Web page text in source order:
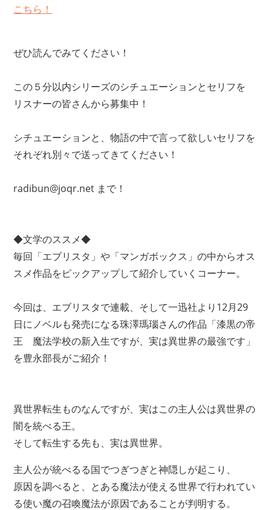
こちら！
ぜひ読んでみてください！
この５分以内シリーズのシチュエーションとセリフを
リスナーの皆さんから募集中！
シチュエーションと、物語の中で言って欲しいセリフを
それぞれ別々で送ってきてください！
radibun@joqr.net まで！
◆文学のススメ◆
毎回「エブリスタ」や「マンガボックス」の中からオス
スメ作品をピックアップして紹介していくコーナー。
今回は、エブリスタで連載、そして一迅社より12月29
日にノベルも発売になる珠澤瑪瑙さんの作品「漆黒の帝
王 魔法学校の新入生ですが、実は異世界の最強です」
を豊永部長がご紹介！
異世界転生ものなんですが、実はこの主人公は異世界の
闇を統べる王。
そして転生する先も、実は異世界。
主人公が統べるる国でつぎつぎと神隠しが起こり、
原因を調べると、とある魔法が使える世界で行われてい
る使い魔の召喚魔法が原因であることが判明する。